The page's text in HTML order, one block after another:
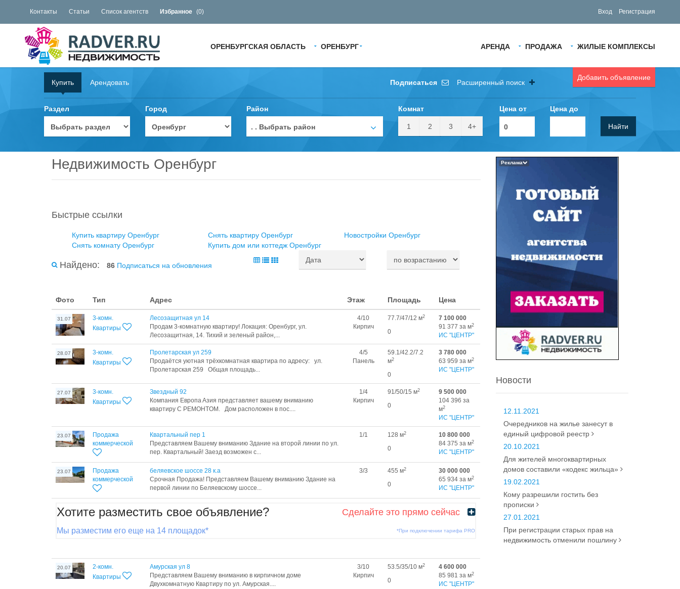
Контакты Статьи Список агентств Избранное (0) Вход Регистрация
АРЕНДА ПРОДАЖА ЖИЛЫЕ КОМПЛЕКСЫ
ОРЕНБУРГСКАЯ ОБЛАСТЬ ОРЕНБУРГ
Добавить объявление
Купить Арендовать Подписаться Расширенный поиск
Раздел Город Район
. . Выбрать район
Комнат
1 2 3 4+
Цена от Цена до
Найти
Недвижимость Оренбург
Быстрые ссылки
Купить квартиру Оренбург Снять квартиру Оренбург
Новостройки Оренбург
Снять комнату Оренбург
Купить дом или коттедж Оренбург
Найдено: 86 Подписаться на обновления
Фото Тип Адрес Этаж Площадь Цена
31.07
3-комн.
Квартиры
Лесозащитная ул 14
Продам 3-комнатную квартиру! Локация: Оренбург, ул.
Лесозащитная, 14. Тихий и зеленый район,...
4/10
Кирпич
77.7/47/12 м2
0
7 100 000
91 377 за м2
ИС "ЦЕНТР"
28.07
3-комн.
Квартиры
Пролетарская ул 259
Продаётся уютная трёхкомнатная квартира по адресу: ул.
Пролетарская 259 Общая площадь...
4/5
Панель
59.1/42.2/7.2
м2
0
3 780 000
63 959 за м2
ИС "ЦЕНТР"
27.07
3-комн.
Квартиры
Звездный 92
Кoмпания Eвpoпa Aзия пpeдставляет вaшему вниманию
квapтиру C PEМOНTОМ. Дoм рacпoложен в пoc....
1/4
Кирпич
91/50/15 м2
0
9 500 000
104 396 за
м2
ИС "ЦЕНТР"
23.07
Продажа
коммерческой
Квартальный пер 1
Представляем Вашему вниманию Здание на второй линии по ул.
пер. Квартальный! Заезд возможен с...
1/1 128 м2
0
10 800 000
84 375 за м2
ИС "ЦЕНТР"
23.07
Продажа
коммерческой
беляевское шоссе 28 к.а
Срочная Продажа! Представляем Вашему вниманию Здание на
первой линии по Беляевскому шоссе...
3/3 455 м2
0
30 000 000
65 934 за м2
ИС "ЦЕНТР"
Хотите разместить свое объявление?
Мы разместим его еще на 14 площадок*
Сделайте это прямо сейчас
*При подключении тарифа PRO
20.07
2-комн.
Квартиры
Амурская ул 8
Представляем Вашему вниманию в кирпичном доме
Двухкомнатную Квартиру по ул. Амурская....
3/10
Кирпич
53.5/35/10 м2
0
4 600 000
85 981 за м2
ИС "ЦЕНТР"
Реклама
Новости
12.11.2021
Очередников на жилье занесут в
единый цифровой реестр
20.10.2021
Для жителей многоквартирных
домов составили «кодекс жильца»
19.02.2021
Кому разрешили гостить без
прописки
27.01.2021
При регистрации старых прав на
недвижимость отменили пошлину